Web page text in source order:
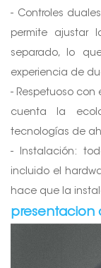
- Controles
permite ajustar
separado, lo
experiencia de
- Respetuoso
cuenta la
tecnologías de
- Instalación:
incluido el
hace que la
presentacion